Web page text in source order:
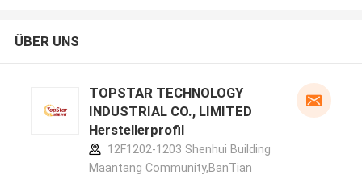
ÜBER UNS
TOPSTAR TECHNOLOGY
INDUSTRIAL CO., LIMITED
Herstellerprofil
12F1202-1203 Shenhui Building
Maantang Community,BanTian